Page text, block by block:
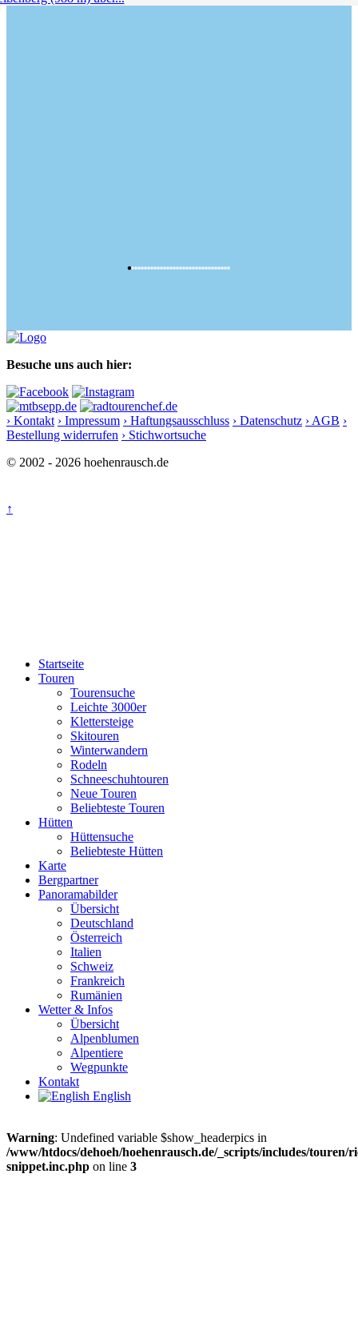
Besuche uns auch hier:
› Kontakt › Impressum › Haftungsausschluss › Datenschutz › AGB ›
Bestellung widerrufen › Stichwortsuche
© 2002 - 2026 hoehenrausch.de
↑
Startseite
Touren
Tourensuche
Leichte 3000er
Klettersteige
Skitouren
Winterwandern
Rodeln
Schneeschuhtouren
Neue Touren
Beliebteste Touren
Hütten
Hüttensuche
Beliebteste Hütten
Karte
Bergpartner
Panoramabilder
Übersicht
Deutschland
Österreich
Italien
Schweiz
Frankreich
Rumänien
Wetter & Infos
Übersicht
Alpenblumen
Alpentiere
Wegpunkte
Kontakt
English
Warning: Undefined variable $show_headerpics in
/www/htdocs/dehoeh/hoehenrausch.de/_scripts/includes/touren/
snippet.inc.php on line 3